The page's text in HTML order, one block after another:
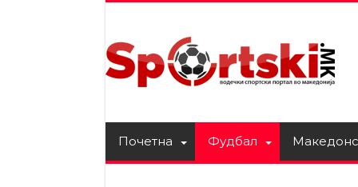
Почетна Фудбал